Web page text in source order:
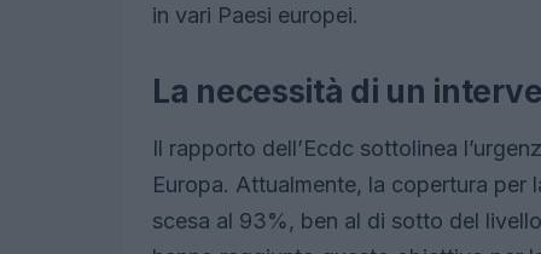
in vari Paesi europei.
La necessità di un
Il rapporto dell’Ecdc sottolinea
Europa. Attualmente, la copertura
scesa al 93%, ben al di sotto del